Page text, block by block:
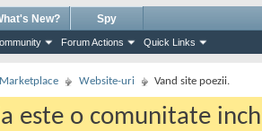
Forum Actions Quick Links
New? Spy
Website-uri Vand site poezii.
este o comunitate